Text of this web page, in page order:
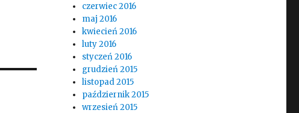
czerwiec 2016
maj 2016
kwiecień 2016
luty 2016
styczeń 2016
grudzień 2015
listopad 2015
październik 2015
wrzesień 2015